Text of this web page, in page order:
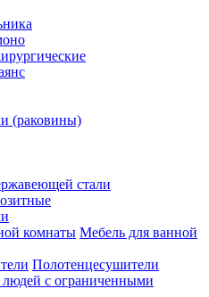
(раковины)
стали
Мебель для ванной
Полотенцесушители